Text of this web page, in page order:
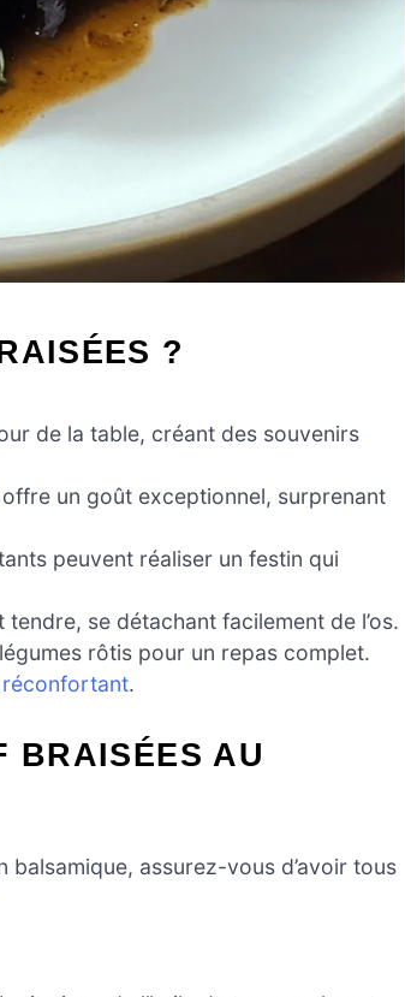
?
de la table, créant des souvenirs
un goût exceptionnel, surprenant
peuvent réaliser un festin qui
se détachant facilement de l’os.
rôtis pour un repas complet.
.
BRAISÉES AU
assurez-vous d’avoir tous